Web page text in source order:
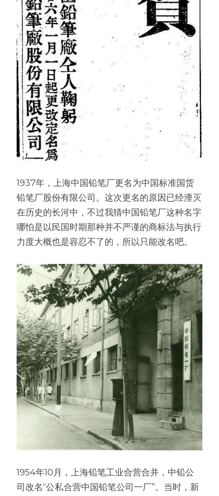
1937年，上海中国铅笔厂更名为中国标准国货
铅笔厂股份有限公司。这次更名的原因已经湮灭
在历史的长河中，不过我猜中国铅笔厂这种名字
哪怕是以民国时期那种并不严谨的商标法与执行
力度大概也是容忍不了的，所以只能改名吧。
1954年10月，上海铅笔工业合营合并，中铅公
司改名“公私合营中国铅笔公司一厂”。当时，新